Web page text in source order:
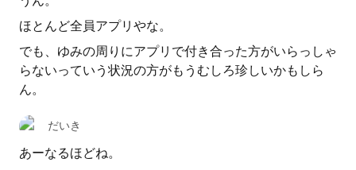
ほとんど全員アプリやな。
でも、ゆみの周りにアプリで付き合った方がいらっしゃ
らないっていう状況の方がもうむしろ珍しいかもしら
ん。
だいき
あーなるほどね。